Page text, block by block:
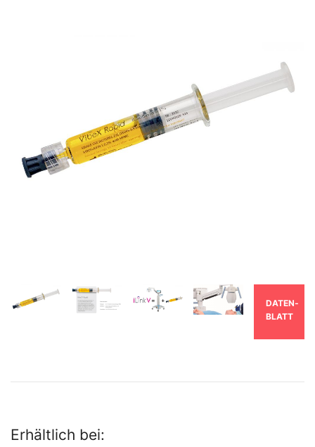
DATEN­
BLATT
Erhältlich bei: